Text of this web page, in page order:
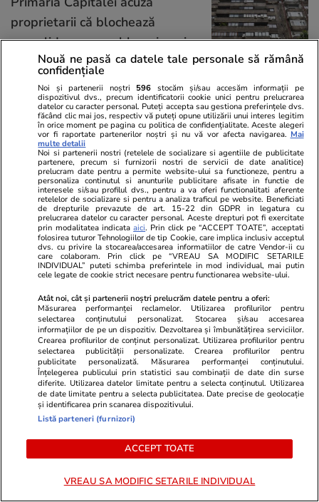
proprietarii că blochează
consolidarea unor blocuri cu risc
seismic I: „Situație absurdă!”
09:22
„România are atâta noroc, încât
nu-i mai trebuie politicieni”
27 iul.
Crize de identitate și clarificări
doctrinare. Ce pare să anunțe
dezbaterea din PNL după
decesul USL
Inteligența artificială va
remodela economia mondială și
Nouă ne pasă ca datele tale personale să rămână
confidențiale
Noi și partenerii noștri 596 stocăm și/sau accesăm informații pe
dispozitivul dvs., precum identificatorii cookie unici pentru prelucrarea
datelor cu caracter personal. Puteți accepta sau gestiona preferințele dvs.
făcând clic mai jos, respectiv vă puteți opune utilizării unui interes legitim
în orice moment pe pagina cu politica de confidențialitate. Aceste alegeri
vor fi raportate partenerilor noștri și nu vă vor afecta navigarea. Mai
multe detalii
Noi si partenerii nostri (retelele de socializare si agentiile de publicitate
partenere, precum si furnizorii nostri de servicii de date analitice)
prelucram date pentru a permite website-ului sa functioneze, pentru a
personaliza continutul si anunturile publicitare afisate in functie de
interesele si/sau profilul dvs., pentru a va oferi functionalitati aferente
retelelor de socializare si pentru a analiza traficul pe website. Beneficiati
de drepturile prevazute de art. 15-22 din GDPR in legatura cu
prelucrarea datelor cu caracter personal. Aceste drepturi pot fi exercitate
prin modalitatea indicataaici. Prin click pe “ACCEPT TOATE”, acceptati
folosirea tuturor Tehnologiilor de tip Cookie, care implica inclusiv acceptul
dvs. cu privire la stocarea/accesarea informatiilor de catre Vendor-ii cu
care colaboram. Prin click pe “VREAU SA MODIFIC SETARILE
INDIVIDUAL” puteti schimba preferintele in mod individual, mai putin
cele legate de cookie strict necesare pentru functionarea website-ului.
Atât noi, cât și partenerii noștri prelucrăm datele pentru a oferi:
Măsurarea performanței reclamelor. Utilizarea profilurilor pentru
selectarea conținutului personalizat. Stocarea și/sau accesarea
informațiilor de pe un dispozitiv. Dezvoltarea și îmbunătățirea serviciilor.
Crearea profilurilor de conținut personalizat. Utilizarea profilurilor pentru
selectarea publicității personalizate. Crearea profilurilor pentru
publicitate personalizată. Măsurarea performanței conținutului.
Înțelegerea publicului prin statistici sau combinații de date din surse
diferite. Utilizarea datelor limitate pentru a selecta conținutul. Utilizarea
de date limitate pentru a selecta publicitatea. Date precise de geolocație
și identificarea prin scanarea dispozitivului.
Listă parteneri (furnizori)
ACCEPT TOATE
VREAU SA MODIFIC SETARILE INDIVIDUAL